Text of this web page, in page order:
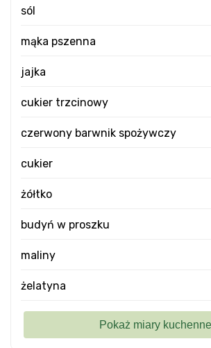
sól
mąka pszenna
jajka
cukier trzcinowy
czerwony barwnik spożywczy
cukier
żółtko
budyń w proszku
maliny
żelatyna